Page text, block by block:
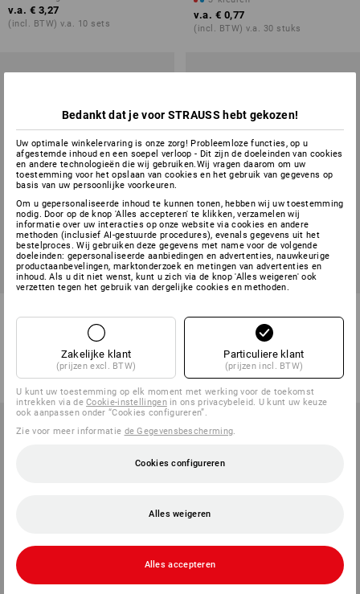
v.a. € 3,27
(incl. BTW) v.a. 10 sets
v.a. € 0,77
(incl. BTW) v.a. 30 stuks
opbergbakjes
uitvoeringen
€ 1,44
(incl. BTW) v.a. 2 pakken
355x205x150mm
kleuren
€ 6,04
(incl. BTW) v.a. 12 stuks
Bedankt dat je voor STRAUSS hebt gekozen!
Uw optimale winkelervaring is onze zorg! Probleemloze functies, op u
afgestemde inhoud en een soepel verloop - Dit zijn de doeleinden van cookies
en andere technologieën die wij gebruiken.Wij vragen daarom om uw
toestemming voor het opslaan van cookies en het gebruik van gegevens op
basis van uw persoonlijke voorkeuren.
Om u gepersonaliseerde inhoud te kunnen tonen, hebben wij uw toestemming
nodig. Door op de knop 'Alles accepteren' te klikken, verzamelen wij
informatie over uw interacties op onze website via cookies en andere
methoden (inclusief AI-gestuurde procedures), evenals gegevens uit het
bestelproces. Wij gebruiken deze gegevens met name voor de volgende
doeleinden: gepersonaliseerde aanbiedingen en advertenties, nauwkeurige
productaanbevelingen, marktonderzoek en metingen van advertenties en
inhoud. Als u dit niet wenst, kunt u zich via de knop 'Alles weigeren' ook
verzetten tegen het gebruik van dergelijke cookies en methoden.
Zakelijke klant
(prijzen excl. BTW)
Particuliere klant
(prijzen incl. BTW)
U kunt uw toestemming op elk moment met werking voor de toekomst
intrekken via deCookie-instellingenin ons privacybeleid. U kunt uw keuze
ook aanpassen onder “Cookies configureren”.
Zie voor meer informatie de Gegevensbescherming
Cookies configureren
Alles weigeren
Alles accepteren